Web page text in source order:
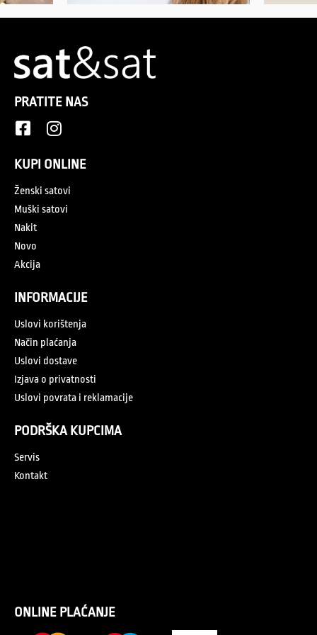
PRATITE NAS
KUPI ONLINE
Ženski satovi
Muški satovi
Nakit
Novo
Akcija
INFORMACIJE
Uslovi korištenja
Način plaćanja
Uslovi dostave
Izjava o privatnosti
Uslovi povrata i reklamacije
PODRŠKA KUPCIMA
Servis
Kontakt
ONLINE PLAĆANJE